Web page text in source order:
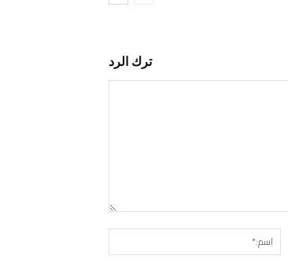
ترك الرد
التعليق:
اسم:*